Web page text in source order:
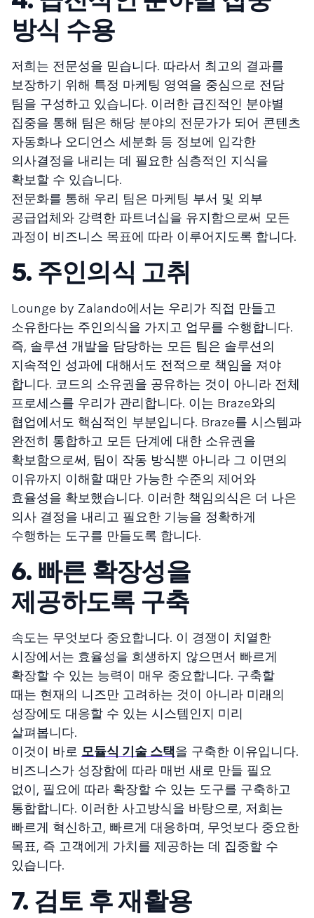
방식 수용
저희는 전문성을 믿습니다. 따라서 최고의 결과를
보장하기 위해 특정 마케팅 영역을 중심으로 전담
팀을 구성하고 있습니다. 이러한 급진적인 분야별
집중을 통해 팀은 해당 분야의 전문가가 되어 콘텐츠
자동화나 오디언스 세분화 등 정보에 입각한
의사결정을 내리는 데 필요한 심층적인 지식을
확보할 수 있습니다.
전문화를 통해 우리 팀은 마케팅 부서 및 외부
공급업체와 강력한 파트너십을 유지함으로써 모든
과정이 비즈니스 목표에 따라 이루어지도록 합니다.
5. 주인의식 고취
Lounge by Zalando에서는 우리가 직접 만들고
소유한다는 주인의식을 가지고 업무를 수행합니다.
즉, 솔루션 개발을 담당하는 모든 팀은 솔루션의
지속적인 성과에 대해서도 전적으로 책임을 져야
합니다. 코드의 소유권을 공유하는 것이 아니라 전체
프로세스를 우리가 관리합니다. 이는 Braze와의
협업에서도 핵심적인 부분입니다. Braze를 시스템과
완전히 통합하고 모든 단계에 대한 소유권을
확보함으로써, 팀이 작동 방식뿐 아니라 그 이면의
이유까지 이해할 때만 가능한 수준의 제어와
효율성을 확보했습니다. 이러한 책임의식은 더 나은
의사 결정을 내리고 필요한 기능을 정확하게
수행하는 도구를 만들도록 합니다.
6. 빠른 확장성을
제공하도록 구축
속도는 무엇보다 중요합니다. 이 경쟁이 치열한
시장에서는 효율성을 희생하지 않으면서 빠르게
확장할 수 있는 능력이 매우 중요합니다. 구축할
때는 현재의 니즈만 고려하는 것이 아니라 미래의
성장에도 대응할 수 있는 시스템인지 미리
살펴봅니다.
이것이 바로 모듈식 기술 스택을 구축한 이유입니다.
비즈니스가 성장함에 따라 매번 새로 만들 필요
없이, 필요에 따라 확장할 수 있는 도구를 구축하고
통합합니다. 이러한 사고방식을 바탕으로, 저희는
빠르게 혁신하고, 빠르게 대응하며, 무엇보다 중요한
목표, 즉 고객에게 가치를 제공하는 데 집중할 수
있습니다.
7. 검토 후 재활용